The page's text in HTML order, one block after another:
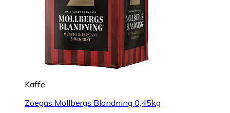
Kaffe
Zoegas Mollbergs Blandning 0,45kg